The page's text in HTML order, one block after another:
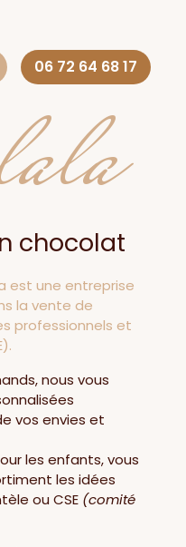
06 72 64 68 17
chocolat
est une entreprise
la vente de
professionnels et
nous vous
vos envies et
les enfants, vous
les idées
ou CSE (comité